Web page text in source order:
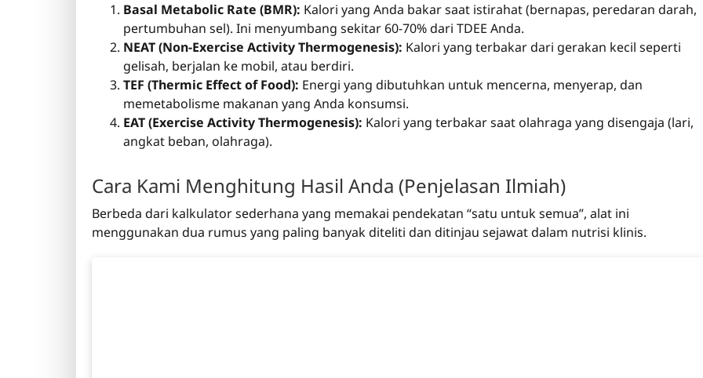
Basal Metabolic Rate (BMR): Kalori yang Anda bakar saat istirahat (bernapas, peredaran darah,
pertumbuhan sel). Ini menyumbang sekitar 60-70% dari TDEE Anda.
NEAT (Non-Exercise Activity Thermogenesis): Kalori yang terbakar dari gerakan kecil seperti
gelisah, berjalan ke mobil, atau berdiri.
TEF (Thermic Effect of Food): Energi yang dibutuhkan untuk mencerna, menyerap, dan
memetabolisme makanan yang Anda konsumsi.
EAT (Exercise Activity Thermogenesis): Kalori yang terbakar saat olahraga yang disengaja (lari,
angkat beban, olahraga).
Cara Kami Menghitung Hasil Anda (Penjelasan Ilmiah)
Berbeda dari kalkulator sederhana yang memakai pendekatan “satu untuk semua”, alat ini
menggunakan dua rumus yang paling banyak diteliti dan ditinjau sejawat dalam nutrisi klinis.